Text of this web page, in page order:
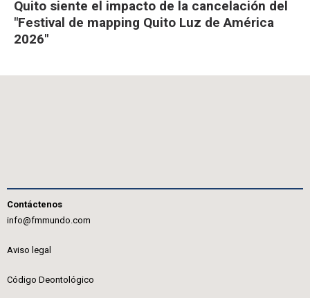
Quito siente el impacto de la cancelación del
"Festival de mapping Quito Luz de América
2026"
Contáctenos
info@fmmundo.com
Aviso legal
Código Deontológico